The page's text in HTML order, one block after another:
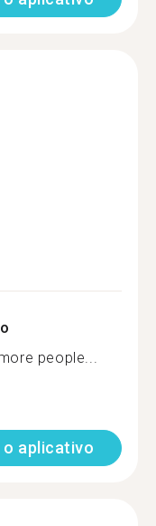
people...
o aplicativo